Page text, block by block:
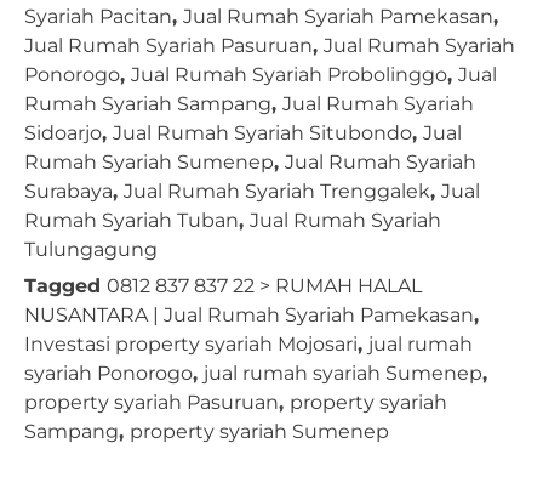
Syariah Pacitan, Jual Rumah Syariah Pamekasan,
Jual Rumah Syariah Pasuruan, Jual Rumah Syariah
Ponorogo, Jual Rumah Syariah Probolinggo, Jual
Rumah Syariah Sampang, Jual Rumah Syariah
Sidoarjo, Jual Rumah Syariah Situbondo, Jual
Rumah Syariah Sumenep, Jual Rumah Syariah
Surabaya, Jual Rumah Syariah Trenggalek, Jual
Rumah Syariah Tuban, Jual Rumah Syariah
Tulungagung
Tagged 0812 837 837 22 > RUMAH HALAL
NUSANTARA | Jual Rumah Syariah Pamekasan,
Investasi property syariah Mojosari, jual rumah
syariah Ponorogo, jual rumah syariah Sumenep,
property syariah Pasuruan, property syariah
Sampang, property syariah Sumenep